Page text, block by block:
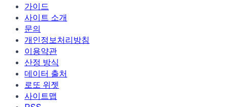
가이드
사이트 소개
문의
개인정보처리방침
이용약관
산정 방식
데이터 출처
로또 위젯
사이트맵